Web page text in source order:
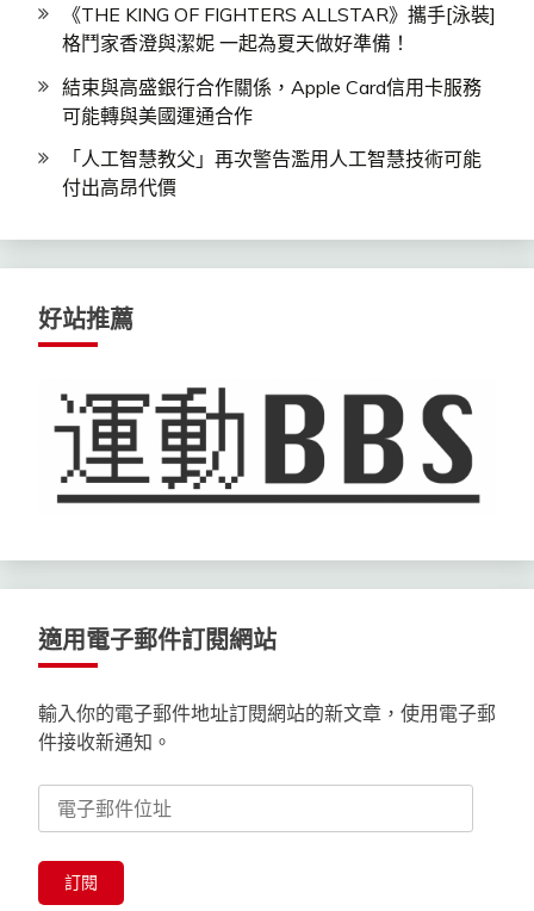
《THE KING OF FIGHTERS ALLSTAR》攜手[泳裝]
格鬥家香澄與潔妮 一起為夏天做好準備！
結束與高盛銀行合作關係，Apple Card信用卡服務
可能轉與美國運通合作
「人工智慧教父」再次警告濫用人工智慧技術可能
付出高昂代價
好站推薦
適用電子郵件訂閱網站
輸入你的電子郵件地址訂閱網站的新文章，使用電子郵
件接收新通知。
子
郵
訂閱